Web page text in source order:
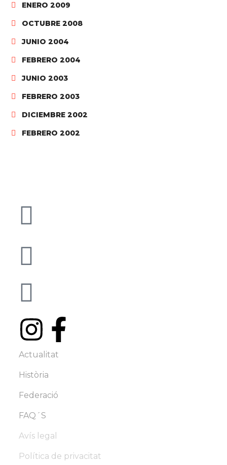
ENERO 2009
OCTUBRE 2008
JUNIO 2004
FEBRERO 2004
JUNIO 2003
FEBRERO 2003
DICIEMBRE 2002
FEBRERO 2002
Actualitat
Història
Federació
FAQ´S
Avís legal
Política de privacitat